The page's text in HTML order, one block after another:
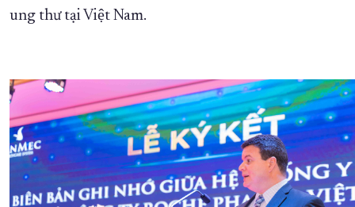
ĐẠI HỘI ĐẢNG CÁC CẤP TRANG CHỦ
ung thư tại Việt Nam.